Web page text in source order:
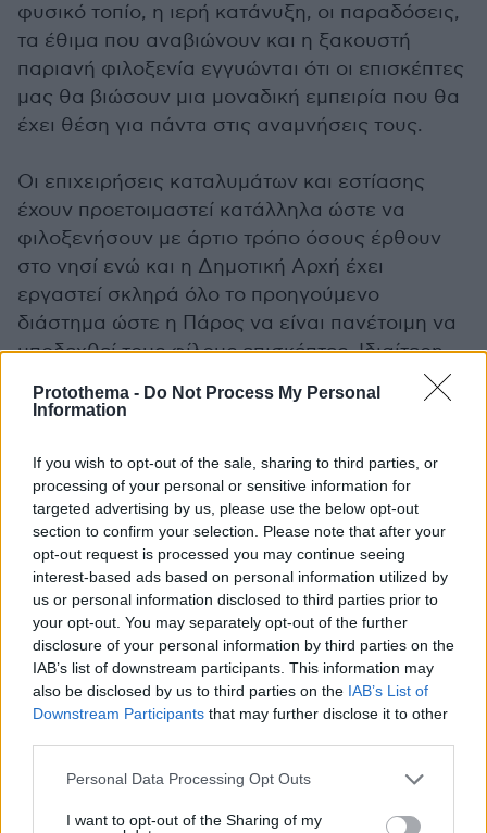
Protothema - Do Not Process My Personal
Information
If you wish to opt-out of the sale, sharing to third parties, or
processing of your personal or sensitive information for
targeted advertising by us, please use the below opt-out
section to confirm your selection. Please note that after your
opt-out request is processed you may continue seeing
interest-based ads based on personal information utilized by
us or personal information disclosed to third parties prior to
your opt-out. You may separately opt-out of the further
disclosure of your personal information by third parties on the
IAB’s list of downstream participants. This information may
also be disclosed by us to third parties on the IAB’s List of
Downstream Participants that may further disclose it to other
Please note that this website/app uses one or more Google
not limited to your visit or usage behaviour. You may click to
Personal Data Processing Opt Outs
I want to opt-out of the Sharing of my
φυσικό τοπίο, η ιερή κατάνυξη, οι παραδόσεις,
τα έθιμα που αναβιώνουν και η ξακουστή
παριανή φιλοξενία εγγυώνται ότι οι επισκέπτες
μας θα βιώσουν μια μοναδική εμπειρία που θα
έχει θέση για πάντα στις αναμνήσεις τους.
Οι επιχειρήσεις καταλυμάτων και εστίασης
έχουν προετοιμαστεί κατάλληλα ώστε να
φιλοξενήσουν με άρτιο τρόπο όσους έρθουν
στο νησί ενώ και η Δημοτική Αρχή έχει
εργαστεί σκληρά όλο το προηγούμενο
διάστημα ώστε η Πάρος να είναι πανέτοιμη να
υποδεχθεί τους φίλους επισκέπτες. Ιδιαίτερη
υγείας και καθαριότητας, υπογραμμίζει ο κ.
Ειδήσεις σήμερα:
«Νόμιζα πως ήταν κακό όνειρο» λέει η 36χρονη
που πήρε εξιτήριο 44 μέρες μετά το δυστύχημα
στα Τέμπη
Δείτε τα 21 γκολ των πρώτων αγώνων της
προημιτελικής φάσης σε Europa και
Conference League
Δυο αστυνομικοί έχασαν τη ζωή τους από